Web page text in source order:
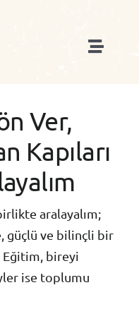
Toggle
Ver,
Kapıları
aralayalım;
güçlü ve bilinçli bir
bireyi
ise toplumu